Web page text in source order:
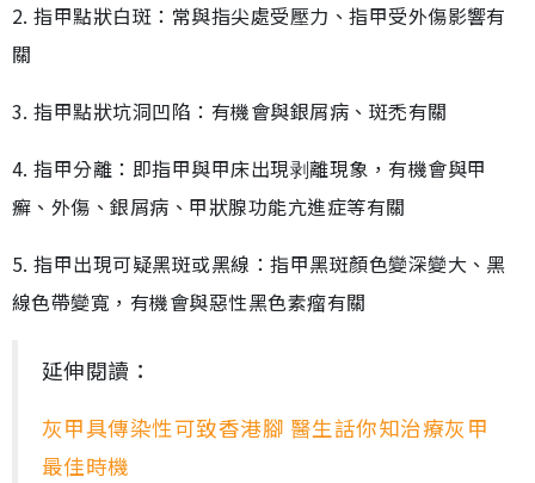
2. 指甲點狀白斑：常與指尖處受壓力、指甲受外傷影響有
關
3. 指甲點狀坑洞凹陷：有機會與銀屑病、斑禿有關
4. 指甲分離：即指甲與甲床出現剥離現象，有機會與甲
癬、外傷、銀屑病、甲狀腺功能亢進症等有關
5. 指甲出現可疑黑斑或黑線：指甲黑斑顏色變深變大、黑
線色帶變寬，有機會與惡性黑色素瘤有關
延伸閱讀：
灰甲具傳染性可致香港腳 醫生話你知治療灰甲
最佳時機